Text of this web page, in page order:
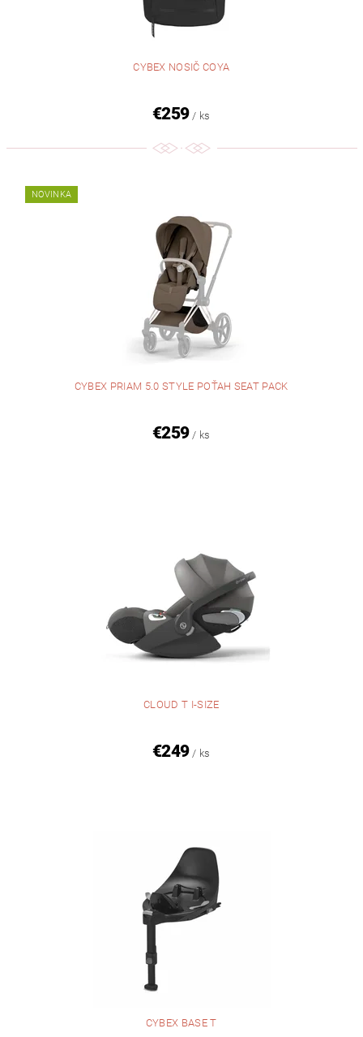
CYBEX NOSIČ COYA
€259 / ks
NOVINKA
CYBEX PRIAM 5.0 STYLE POŤAH SEAT PACK
€259 / ks
CLOUD T I-SIZE
€249 / ks
CYBEX BASE T